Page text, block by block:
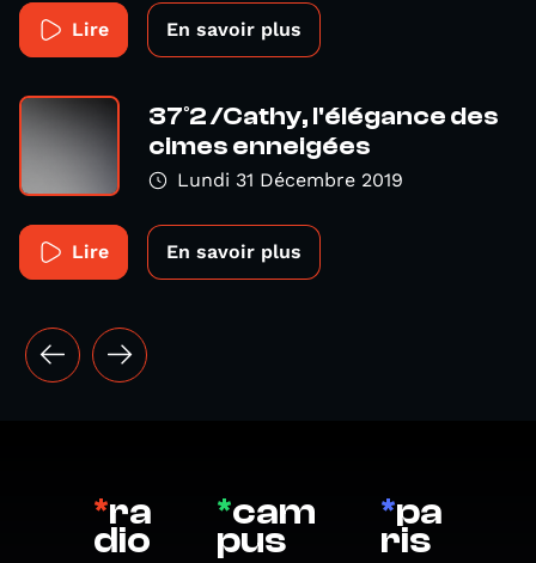
Lire En savoir plus
37°2 /Cathy, l'élégance des
cimes enneigées
Lundi 31 Décembre 2019
Lire En savoir plus
*ra
dio
*cam
pus
*pa
ris